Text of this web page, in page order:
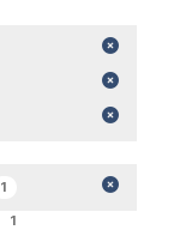
1
1